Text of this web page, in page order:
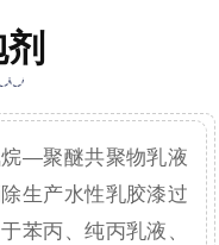
—聚醚共聚物乳液
生产水性乳胶漆过
苯丙、纯丙乳液、